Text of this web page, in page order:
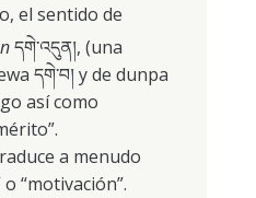
el sentido de
དགེ་འདུན།, (una
དགེ་བ། y de dunpa
así como
a menudo
“motivación”.